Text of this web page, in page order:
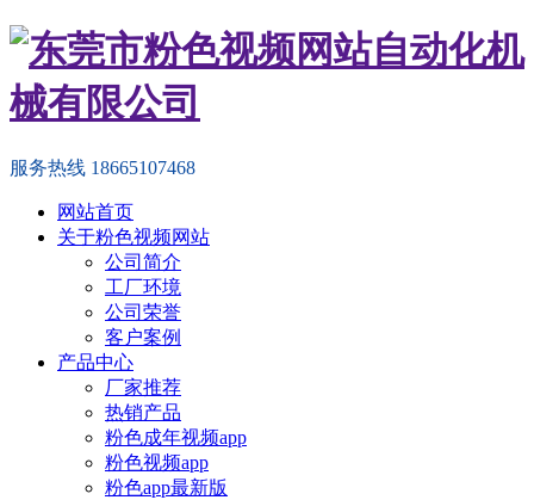
服务热线 18665107468
网站首页
关于粉色视频网站
公司简介
工厂环境
公司荣誉
客户案例
产品中心
厂家推荐
热销产品
粉色成年视频app
粉色视频app
粉色app最新版